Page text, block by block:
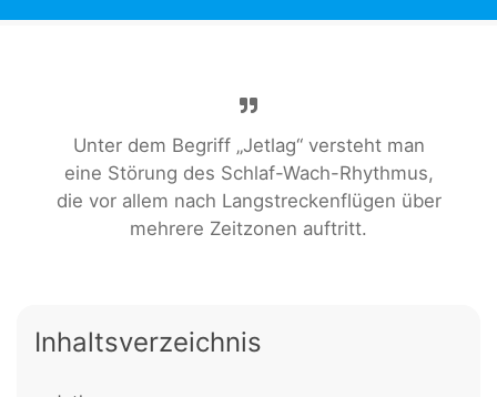
Unter dem Begriff „Jetlag“ versteht man
eine Störung des Schlaf-Wach-Rhythmus,
die vor allem nach Langstreckenflügen über
mehrere Zeitzonen auftritt.
Inhaltsverzeichnis